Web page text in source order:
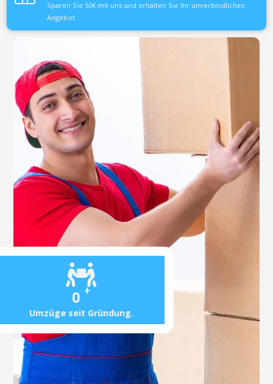
0 +
Umzüge seit Gründung.
Sparen Sie 50€ mit uns und erhalten Sie Ihr unverbindliches
Angebot.